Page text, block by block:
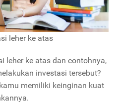
leher ke atas
leher ke atas dan contohnya,
investasi tersebut?
memiliki keinginan kuat